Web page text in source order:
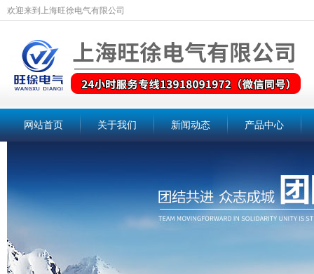
欢迎来到上海旺徐电气有限公司
网站首页 关于我们 新闻动态 产品中心